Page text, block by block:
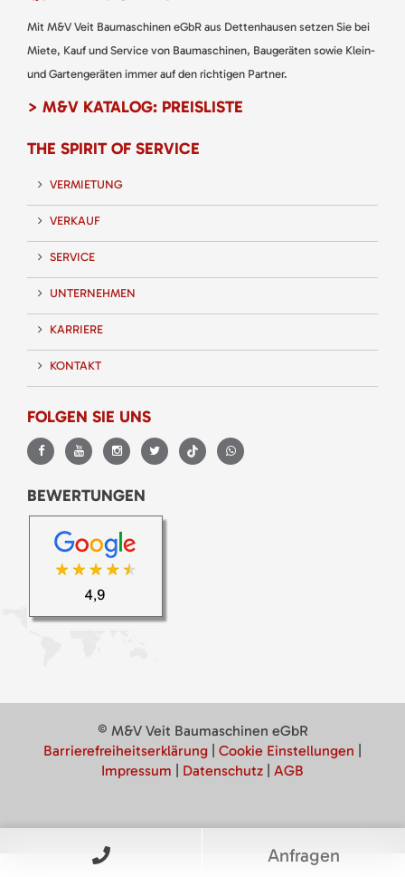
Mit M&V Veit Baumaschinen eGbR aus Dettenhausen setzen Sie bei
Miete, Kauf und Service von Baumaschinen, Baugeräten sowie Klein-
und Gartengeräten immer auf den richtigen Partner.
> M&V KATALOG: PREISLISTE
THE SPIRIT OF SERVICE
VERMIETUNG
VERKAUF
SERVICE
UNTERNEHMEN
KARRIERE
KONTAKT
FOLGEN SIE UNS
BEWERTUNGEN
© M&V Veit Baumaschinen eGbR
Barrierefreiheitserklärung
Cookie Einstellungen
Impressum
Datenschutz AGB
Anfragen